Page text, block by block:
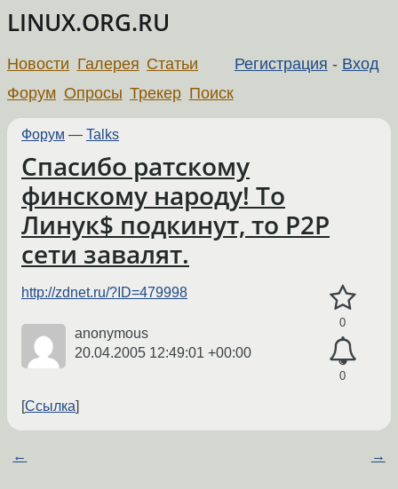
LINUX.ORG.RU
Регистрация - Вход
Новости Галерея Статьи
Форум Опросы Трекер Поиск
Форум — Talks
Спасибо ратскому
финскому народу! То
Линук$ подкинут, то Р2Р
сети завалят.
0
0
http://zdnet.ru/?ID=479998
anonymous
20.04.2005 12:49:01 +00:00
Ссылка
← →